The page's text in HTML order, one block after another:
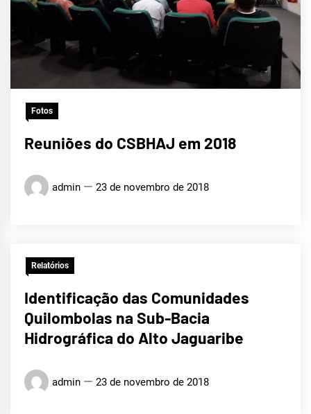
Fotos
Reuniões do CSBHAJ em 2018
admin 23 de novembro de 2018
Relatórios
Identificação das Comunidades
Quilombolas na Sub-Bacia
Hidrográfica do Alto Jaguaribe
admin 23 de novembro de 2018